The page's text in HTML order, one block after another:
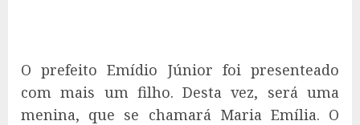
O prefeito Emídio Júnior foi presenteado
com mais um filho. Desta vez, será uma
menina, que se chamará Maria Emília. O